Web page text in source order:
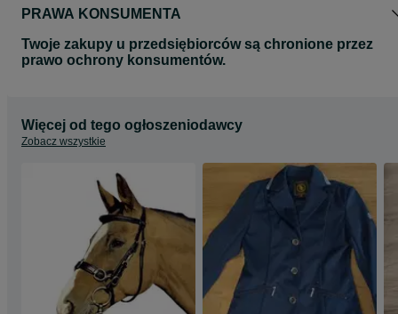
PRAWA KONSUMENTA
Twoje zakupy u przedsiębiorców są chronione przez
prawo ochrony konsumentów.
Więcej od tego ogłoszeniodawcy
Zobacz wszystkie